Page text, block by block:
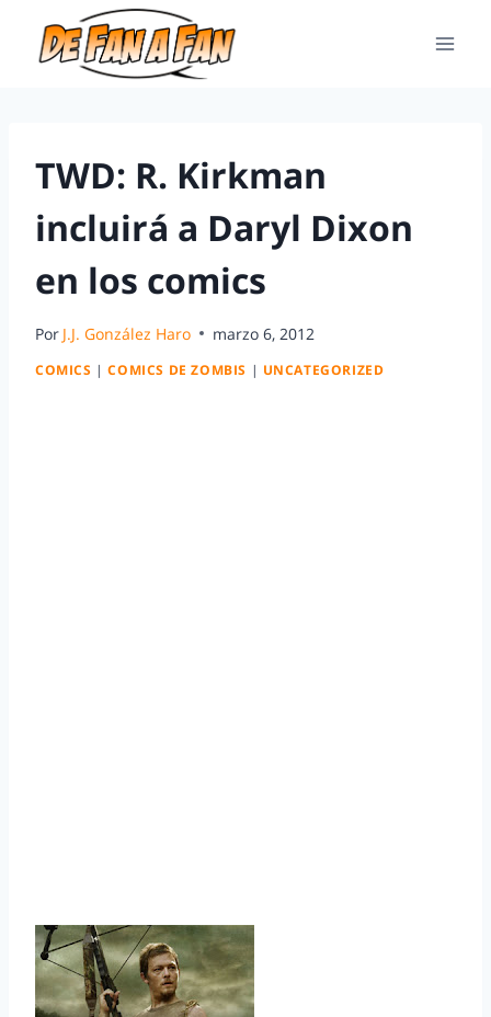
TWD: R. Kirkman
incluirá a Daryl Dixon
en los comics
Por J.J. González Haro marzo 6, 2012
COMICS |COMICS DE ZOMBIS | UNCATEGORIZED